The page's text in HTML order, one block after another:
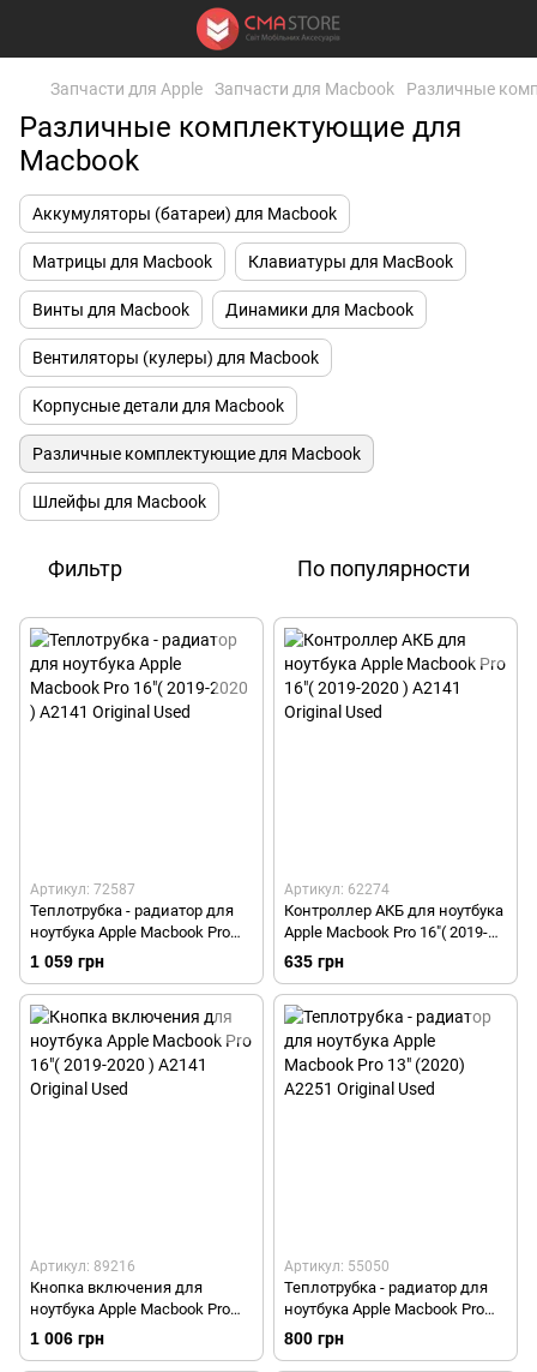
Запчасти для Apple Запчасти для Macbook Различные
Различные комплектующие для
Macbook
Аккумуляторы (батареи) для Macbook
Матрицы для Macbook Клавиатуры для MacBook
Винты для Macbook Динамики для Macbook
Вентиляторы (кулеры) для Macbook
Корпусные детали для Macbook
Различные комплектующие для Macbook
Шлейфы для Macbook
Фильтр По популярности
Артикул: 72587
Теплотрубка - радиатор для
ноутбука Apple Macbook Pro
16"( 2019-2020 ) A2141 Original
1 059 грн
Артикул: 62274
Контроллер АКБ для ноутбука
Apple Macbook Pro 16"( 2019-
2020 ) A2141 Original Used
635 грн
Артикул: 89216
Кнопка включения для
ноутбука Apple Macbook Pro
16"( 2019-2020 ) A2141 Original
1 006 грн
Артикул: 55050
Теплотрубка - радиатор для
ноутбука Apple Macbook Pro
13" (2020) A2251 Original Used
800 грн